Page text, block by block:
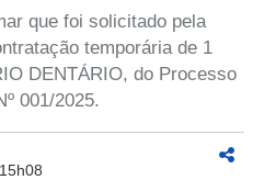
que foi solicitado pela
temporária de 1
DENTÁRIO, do Processo
001/2025.